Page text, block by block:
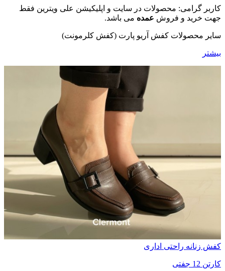
کاربر گرامی: محصولات در سایت و اپلیکیشن علی ویترین فقط
جهت خرید و فروش عمده می باشد.
سایر محصولات کفش آریو پارت (کفش کلرمونت)
بیشتر
کفش زنانه راحتی اداری
کارتن 12 جفتی